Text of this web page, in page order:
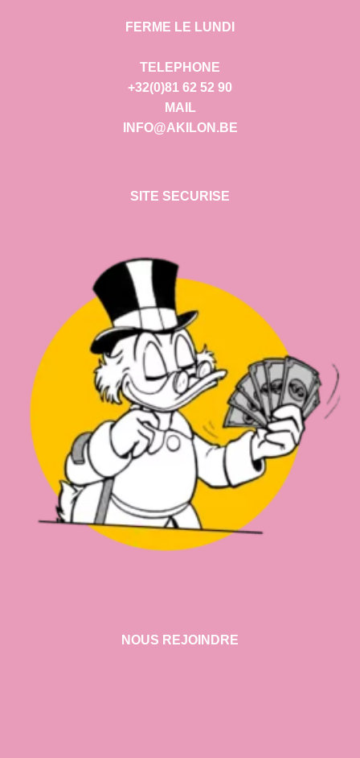
FERME LE LUNDI
TELEPHONE
+32(0)81 62 52 90
MAIL
INFO@AKILON.BE
SITE SECURISE
NOUS REJOINDRE